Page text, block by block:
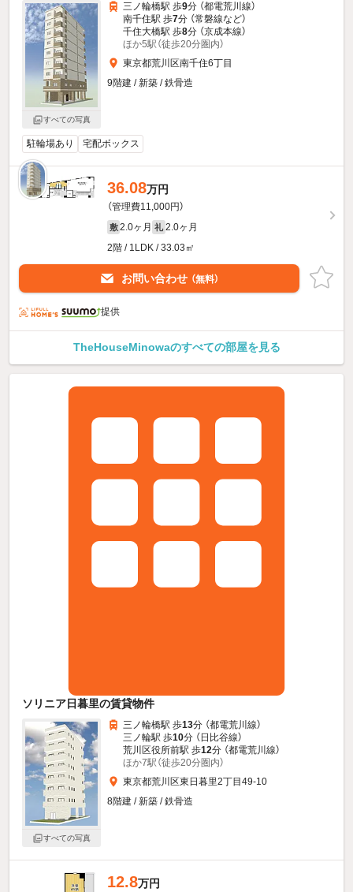
すべての写真
三ノ輪橋駅 歩9分 （都電荒川線）
南千住駅 歩7分 （常磐線など）
千住大橋駅 歩8分 （京成本線）
ほか5駅（徒歩20分圏内）
東京都荒川区南千住6丁目
9階建 / 新築 / 鉄骨造
駐輪場あり 宅配ボックス
36.08万円
（管理費11,000円）
敷 2.0ヶ月 礼 2.0ヶ月
2階 / 1LDK / 33.03㎡
お問い合わせ （無料）
提供
TheHouseMinowaのすべての部屋を見る
ソリニア日暮里の賃貸物件
すべての写真
三ノ輪橋駅 歩13分 （都電荒川線）
三ノ輪駅 歩10分 （日比谷線）
荒川区役所前駅 歩12分 （都電荒川線）
ほか7駅（徒歩20分圏内）
東京都荒川区東日暮里2丁目49-10
8階建 / 新築 / 鉄骨造
12.8万円